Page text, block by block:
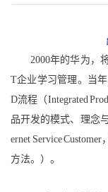
2000年的华为，
T企业学习管理。当
D流程（Integrated
品开发的模式、理念
ernet Service
方法。）。